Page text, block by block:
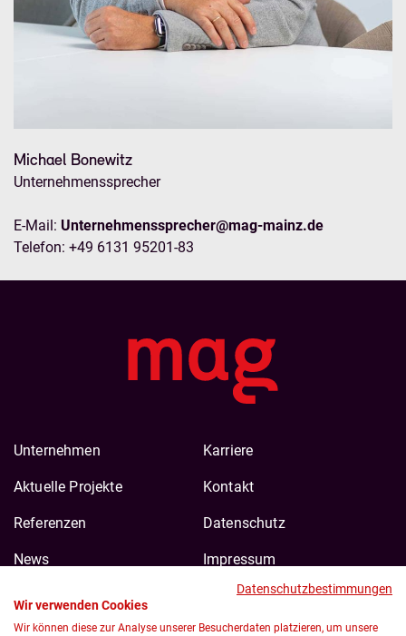
Michael Bonewitz
Unternehmenssprecher
E-Mail: Unternehmenssprecher@mag-mainz.de
Telefon: +49 6131 95201-83
Unternehmen Karriere
Aktuelle Projekte Kontakt
Referenzen Datenschutz
News Impressum
Datenschutzbestimmungen
Wir verwenden Cookies
Wir können diese zur Analyse unserer Besucherdaten platzieren, um unsere